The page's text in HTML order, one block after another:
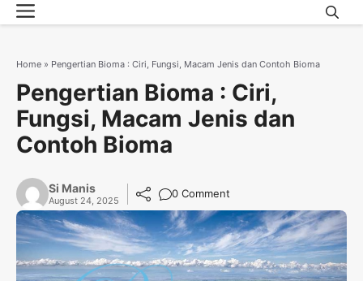
Skip
to
Menu
Home » Pengertian Bioma : Ciri, Fungsi, Macam Jenis dan Contoh Bioma
Pengertian Bioma : Ciri,
Fungsi, Macam Jenis dan
Contoh Bioma
Si Manis
August 24, 2025
0 Comment